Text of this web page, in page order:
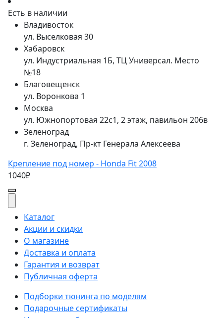
Есть в наличии
Владивосток
ул. Выселковая 30
Хабаровск
ул. Индустриальная 1Б, ТЦ Универсал. Место
№18
Благовещенск
ул. Воронкова 1
Москва
ул. Южнопортовая 22с1, 2 этаж, павильон 206в
Зеленоград
г. Зеленоград, Пр-кт Генерала Алексеева
Крепление под номер - Honda Fit 2008
1040₽
Каталог
Акции и скидки
О магазине
Доставка и оплата
Гарантия и возврат
Публичная оферта
Подборки тюнинга по моделям
Подарочные сертификаты